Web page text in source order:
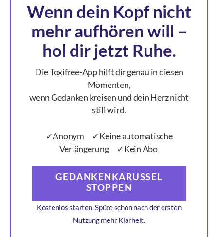
Wenn dein Kopf nicht
mehr aufhören will –
hol dir jetzt Ruhe.
Die Toxifree-App hilft dir genau in diesen
Momenten,
wenn Gedanken kreisen und dein Herz nicht
still wird.
✓Anonym ✓Keine automatische
Verlängerung ✓Kein Abo
GEDANKENKARUSSEL
STOPPEN
Kostenlos starten. Spüre schon nach der ersten
Nutzung mehr Klarheit.